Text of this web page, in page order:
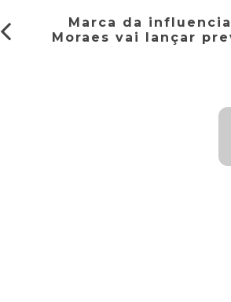
Marca da
Moraes vai lançar